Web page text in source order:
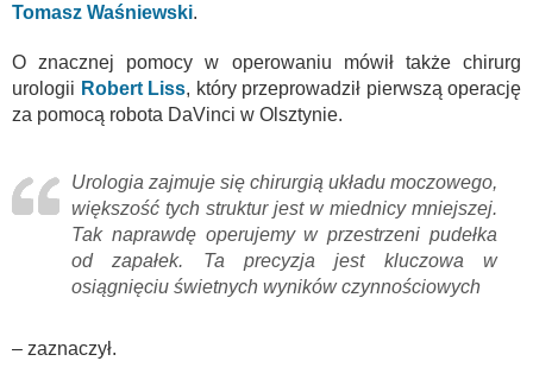
Tomasz Waśniewski.
O znacznej pomocy w operowaniu mówił także chirurg
urologii Robert Liss, który przeprowadził pierwszą operację
za pomocą robota DaVinci w Olsztynie.
Urologia zajmuje się chirurgią układu moczowego,
większość tych struktur jest w miednicy mniejszej.
Tak naprawdę operujemy w przestrzeni pudełka
od zapałek. Ta precyzja jest kluczowa w
osiągnięciu świetnych wyników czynnościowych
– zaznaczył.